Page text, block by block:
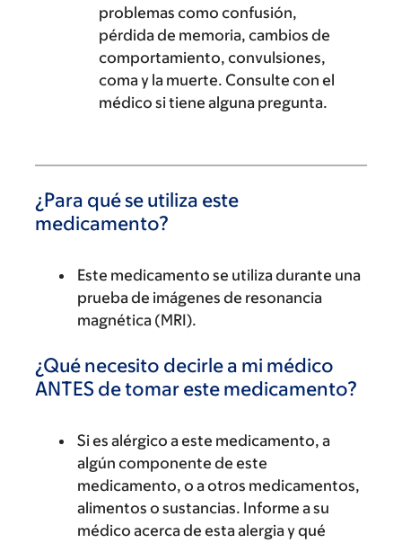
problemas como confusión,
pérdida de memoria, cambios de
comportamiento, convulsiones,
coma y la muerte. Consulte con el
médico si tiene alguna pregunta.
¿Para qué se utiliza este
medicamento?
Este medicamento se utiliza durante una
prueba de imágenes de resonancia
magnética (MRI).
¿Qué necesito decirle a mi médico
ANTES de tomar este medicamento?
Si es alérgico a este medicamento, a
algún componente de este
medicamento, o a otros medicamentos,
alimentos o sustancias. Informe a su
médico acerca de esta alergia y qué